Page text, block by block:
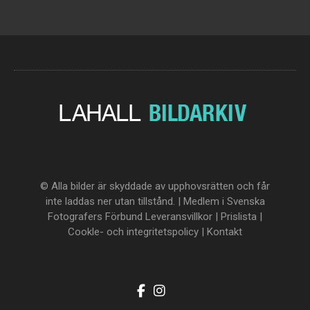
© Alla bilder är skyddade av upphovsrätten och får
inte laddas ner utan tillstånd. | Medlem i Svenska
Fotografers Förbund Leveransvillkor | Prislista |
Cookle- och integritetspolicy | Kontakt